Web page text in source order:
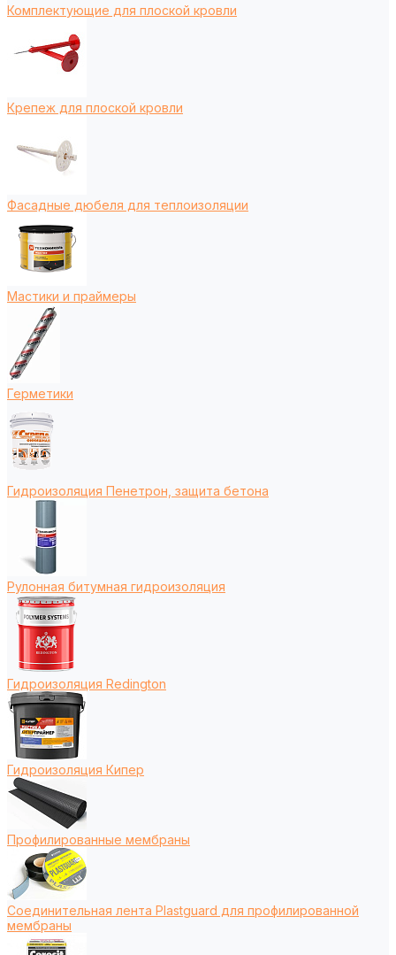
Комплектующие для плоской кровли
Крепеж для плоской кровли
Фасадные дюбеля для теплоизоляции
Мастики и праймеры
Герметики
Гидроизоляция Пенетрон, защита бетона
Рулонная битумная гидроизоляция
Гидроизоляция Redington
Гидроизоляция Кипер
Профилированные мембраны
Соединительная лента Plastguard для профилированной
мембраны